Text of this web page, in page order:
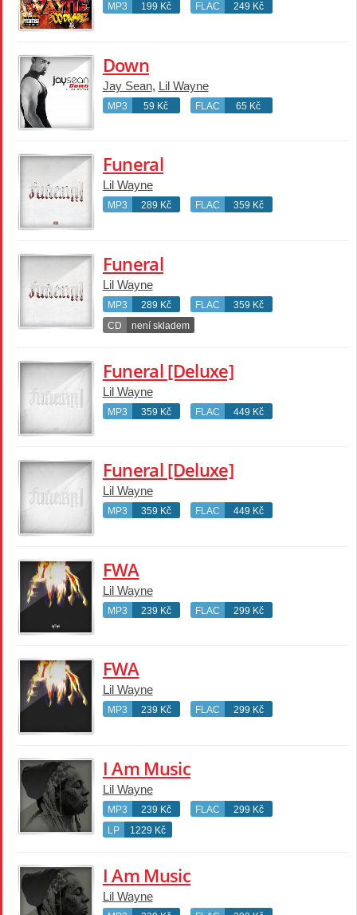
MP3 199 Kč FLAC 249 Kč
Down
Jay Sean, Lil Wayne
MP3 59 Kč FLAC 65 Kč
Funeral
Lil Wayne
MP3 289 Kč FLAC 359 Kč
Funeral
Lil Wayne
MP3 289 Kč FLAC
359 Kč
CD
není skladem
Funeral [Deluxe]
Lil Wayne
MP3 359 Kč FLAC 449 Kč
Funeral [Deluxe]
Lil Wayne
MP3 359 Kč FLAC 449 Kč
FWA
Lil Wayne
MP3 239 Kč FLAC 299 Kč
FWA
Lil Wayne
MP3 239 Kč FLAC 299 Kč
I Am Music
Lil Wayne
MP3 239 Kč FLAC
299 Kč
LP
1229 Kč
I Am Music
Lil Wayne